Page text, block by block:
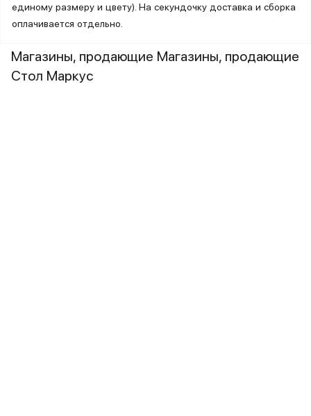
единому размеру и цвету). На секундочку доставка и сборка
оплачивается отдельно.
Магазины, продающие Магазины, продающие
Стол Маркус